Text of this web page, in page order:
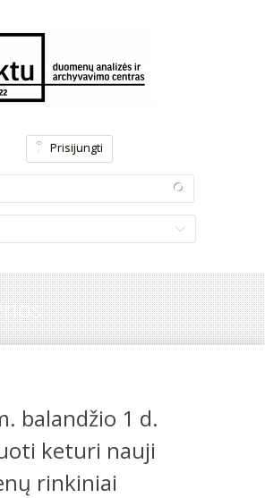
Prisijungti
balandžio 1 d.
keturi nauji
rinkiniai